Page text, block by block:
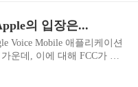
카메라 장착
라는 루머가
9월 8일까
2세대
이나 iMac
의 입장은...
Voice Mobile 애플리케이션
운데, 이에 대해 FCC가 요
수받았다. Google Voice Mob